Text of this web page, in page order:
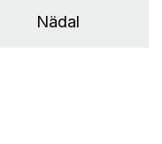
Nädal